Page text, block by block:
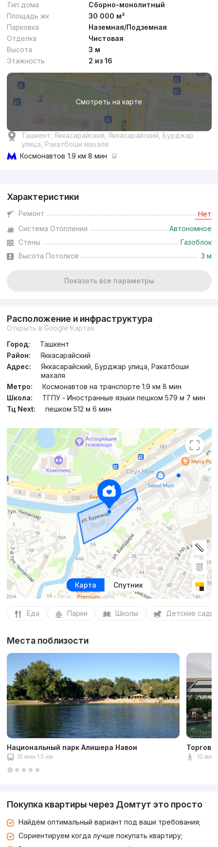
от сум /м²
Сдан 2022,Ulugbekr
2к квартира, 50 м²
+998 (90) 994...
Комфорт
от27.5 млн сум
Сдан 2022,Ислом
2к квартира, 51 м²
+998 (99) 843...
Тип дома
Сборно-монолитный
Площадь жк
30 000 м²
Парковка
Наземная/Подземная
Отделка
Чистовая
Высота
3 м
Этажность
2 из 16
Смотреть на карте
Ташкент, Яккасарайский, Яккасарайский, Бурджар
улица, Ракатбоши махаля
Космонавтов 1.9 км 8 мин
Характеристики
Ремонт Нет
Система Отопления
Автономное
Стены
Газоблок
Высота Потолков
3 м
Показать все параметры
Расположение и инфраструктура
Открыть в Google Картах
Город:
Ташкент
Район:
Яккасарайский
Адрес:
Яккасарайский, Бурджар улица, Ракатбоши
махаля
Метро:
Космонавтов на транспорте 1.9 км 8 мин
Школа:
ТГПУ - Иностранные языки пешком 579 м 7 мин
Тц Next:
пешком 512 м 6 мин
Карта Спутник
Еда Парки Школы Детские сады
Места поблизости
Национальный парк Алишера Навои
15 мин 1.5 км 10 мин
Покупка квартиры через Домтут это просто
Найдём оптимальный вариант под ваши требования;
Сориентируем когда лучше покупать квартиру;